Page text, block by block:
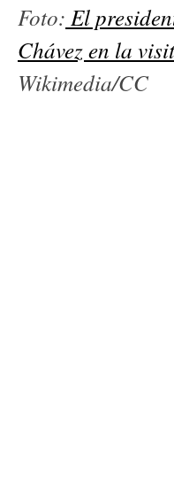
Foto: El
Chávez en la
Wikimedia/CC